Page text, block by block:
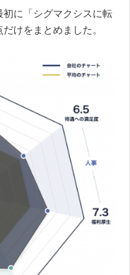
に「シグマクシスに転
けをまとめました。